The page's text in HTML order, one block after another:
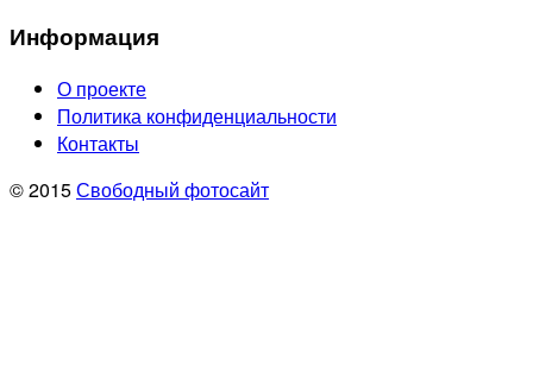
Информация
О проекте
Политика конфиденциальности
Контакты
© 2015Свободный фотосайт